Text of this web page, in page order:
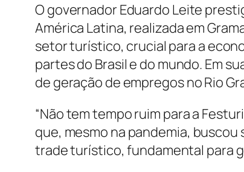
O governador Eduardo Leite
América Latina, realizada em
setor turístico, crucial para a
partes do Brasil e do mundo. Em
de geração de empregos no Rio
“Não tem tempo ruim para a
que, mesmo na pandemia,
trade turístico, fundamental para